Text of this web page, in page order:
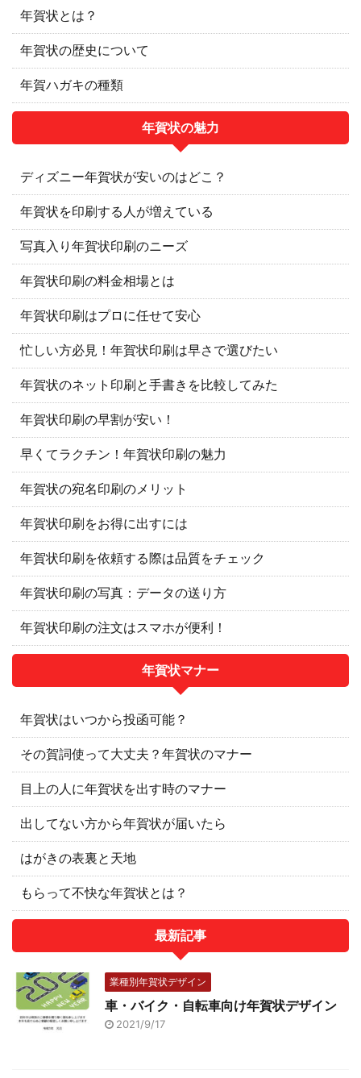
年賀状とは？
年賀状の歴史について
年賀ハガキの種類
年賀状の魅力
ディズニー年賀状が安いのはどこ？
年賀状を印刷する人が増えている
写真入り年賀状印刷のニーズ
年賀状印刷の料金相場とは
年賀状印刷はプロに任せて安心
忙しい方必見！年賀状印刷は早さで選びたい
年賀状のネット印刷と手書きを比較してみた
年賀状印刷の早割が安い！
早くてラクチン！年賀状印刷の魅力
年賀状の宛名印刷のメリット
年賀状印刷をお得に出すには
年賀状印刷を依頼する際は品質をチェック
年賀状印刷の写真：データの送り方
年賀状印刷の注文はスマホが便利！
年賀状マナー
年賀状はいつから投函可能？
その賀詞使って大丈夫？年賀状のマナー
目上の人に年賀状を出す時のマナー
出してない方から年賀状が届いたら
はがきの表裏と天地
もらって不快な年賀状とは？
最新記事
業種別年賀状デザイン
車・バイク・自転車向け年賀状デザイン
2021/9/17